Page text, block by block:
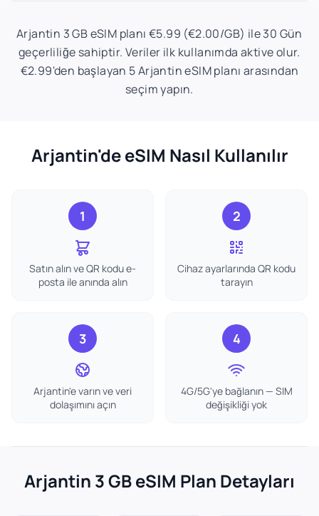
Arjantin 3 GB eSIM planı €5.99 (€2.00/GB) ile 30 Gün
geçerliliğe sahiptir. Veriler ilk kullanımda aktive olur.
€2.99'den başlayan 5 Arjantin eSIM planı arasından
seçim yapın.
Arjantin'de eSIM Nasıl Kullanılır
1
Satın alın ve QR kodu e-
posta ile anında alın
2
Cihaz ayarlarında QR kodu
tarayın
3
Arjantin'e varın ve veri
dolaşımını açın
4
4G/5G'ye bağlanın — SIM
değişikliği yok
Arjantin 3 GB eSIM Plan Detayları